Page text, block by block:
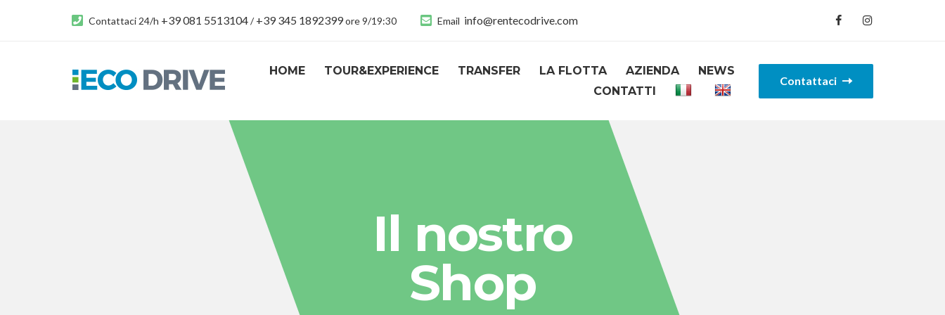
Contattaci 24/h +39 081 5513104/+39 345 1892399ore 9/19:30 Email info@rentecodrive.com
HOME TOUR&EXPERIENCE TRANSFER LA FLOTTA AZIENDA
NEWS
CONTATTI
Contattaci
Il nostro
Shop